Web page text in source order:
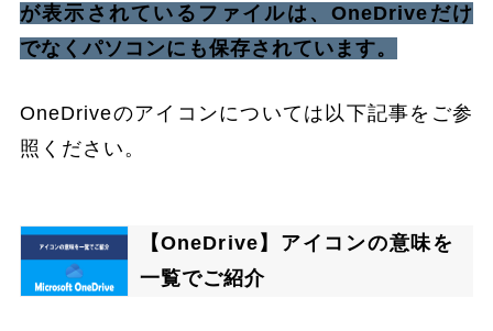
が表示されているファイルは、OneDriveだけ
でなくパソコンにも保存されています。
OneDriveのアイコンについては以下記事をご参
照ください。
【OneDrive】アイコンの意味を
一覧でご紹介